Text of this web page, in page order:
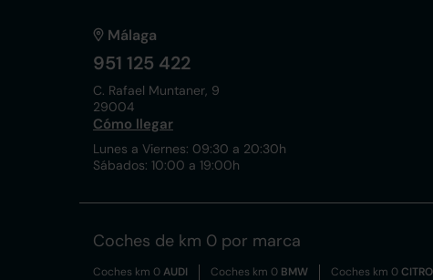
Málaga
951 125 422
C. Rafael Muntaner, 9
29004
Cómo llegar
Lunes a Viernes: 09:30 a 20:30h
Sábados: 10:00 a 19:00h
Coches de km 0 por marca
Coches km 0AUDI Coches km 0 BMW Coches km 0